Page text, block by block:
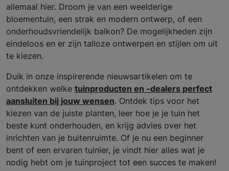
allemaal hier. Droom je van een weelderige
bloementuin, een strak en modern ontwerp, of een
onderhoudsvriendelijk balkon? De mogelijkheden zijn
eindeloos en er zijn talloze ontwerpen en stijlen om uit
te kiezen.
Duik in onze inspirerende nieuwsartikelen om te
ontdekken welke tuinproducten en -dealers perfect
aansluiten bij jouw wensen. Ontdek tips voor het
kiezen van de juiste planten, leer hoe je je tuin het
beste kunt onderhouden, en krijg advies over het
inrichten van je buitenruimte. Of je nu een beginner
bent of een ervaren tuinier, je vindt hier alles wat je
nodig hebt om je tuinproject tot een succes te maken!